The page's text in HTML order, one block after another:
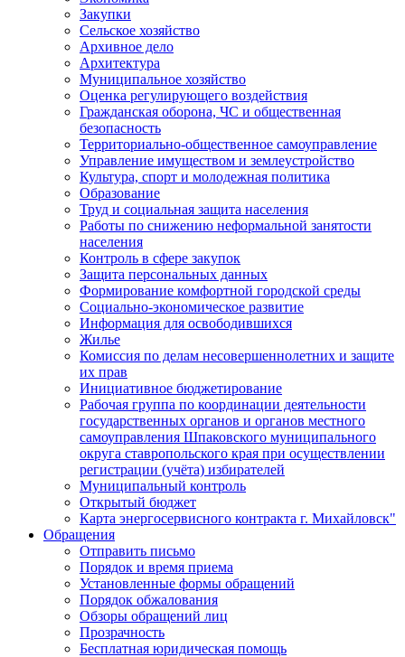
Закупки
Сельское хозяйство
Архивное дело
Архитектура
Муниципальное хозяйство
Оценка регулирующего воздействия
Гражданская оборона, ЧС и общественная
безопасность
Территориально-общественное самоуправление
Управление имуществом и землеустройство
Культура, спорт и молодежная политика
Образование
Труд и социальная защита населения
Работы по снижению неформальной занятости
населения
Контроль в сфере закупок
Защита персональных данных
Формирование комфортной городской среды
Социально-экономическое развитие
Информация для освободившихся
Жилье
Комиссия по делам несовершеннолетних и защите
их прав
Инициативное бюджетирование
Рабочая группа по координации деятельности
государственных органов и органов местного
самоуправления Шпаковского муниципального
округа ставропольского края при осуществлении
регистрации (учёта) избирателей
Муниципальный контроль
Открытый бюджет
Карта энергосервисного контракта г. Михайловск"
Обращения
Отправить письмо
Порядок и время приема
Установленные формы обращений
Порядок обжалования
Обзоры обращений лиц
Прозрачность
Бесплатная юридическая помощь